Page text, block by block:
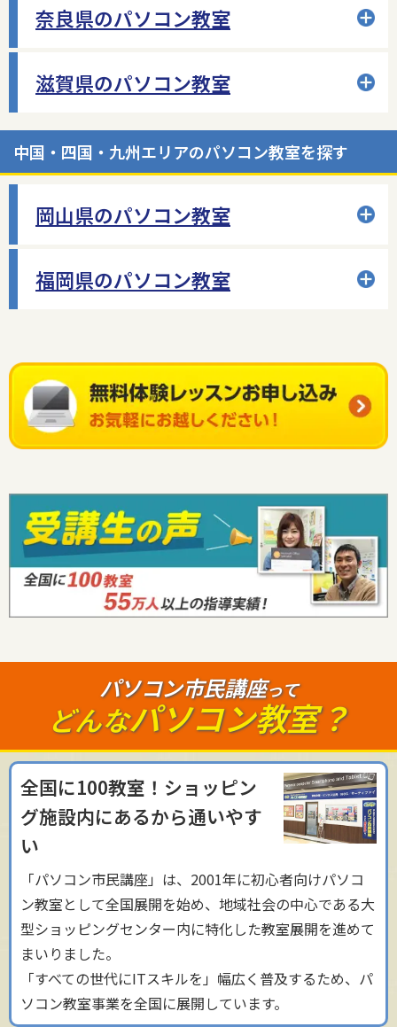
奈良県のパソコン教室
滋賀県のパソコン教室
中国・四国・九州エリアのパソコン教室を探す
岡山県のパソコン教室
福岡県のパソコン教室
パソコン市民講座って
どんなパソコン教室？
全国に100教室！ショッピン
グ施設内にあるから通いやす
い
「パソコン市民講座」は、2001年に初心者向けパソコ
ン教室として全国展開を始め、地域社会の中心である大
型ショッピングセンター内に特化した教室展開を進めて
まいりました。
「すべての世代にITスキルを」幅広く普及するため、パ
ソコン教室事業を全国に展開しています。